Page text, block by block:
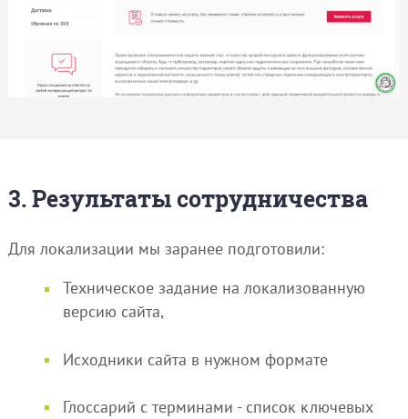
3. Результаты сотрудничества
Для локализации мы заранее подготовили:
Техническое задание на локализованную
версию сайта,
Исходники сайта в нужном формате
Глоссарий с терминами - список ключевых